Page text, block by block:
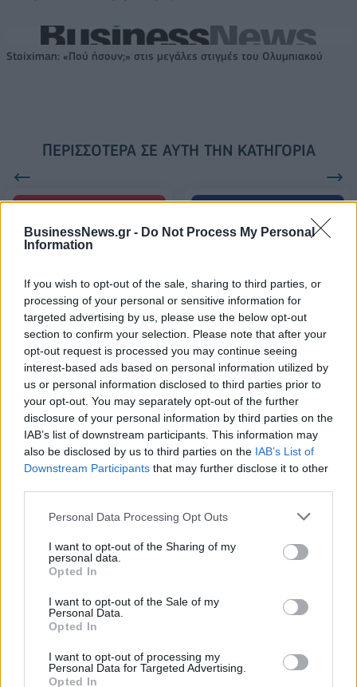
BusinessNews.gr - Do Not Process My Personal
Information
If you wish to opt-out of the sale, sharing to third parties, or
processing of your personal or sensitive information for
targeted advertising by us, please use the below opt-out
section to confirm your selection. Please note that after your
opt-out request is processed you may continue seeing
interest-based ads based on personal information utilized by
us or personal information disclosed to third parties prior to
your opt-out. You may separately opt-out of the further
disclosure of your personal information by third parties on the
IAB’s list of downstream participants. This information may
also be disclosed by us to third parties on the IAB’s List of
Downstream Participants that may further disclose it to other
Personal Data Processing Opt Outs
I want to opt-out of the Sharing of my
personal data.
Opted In
I want to opt-out of the Sale of my
Personal Data.
Opted In
I want to opt-out of processing my
Personal Data for Targeted Advertising.
Opted In
Stoiximan: «Πού ήσουν;» στις μεγάλες στιγμές του Ολυμπιακού
ΠΕΡΙΣΣΌΤΕΡΑ ΣΕ ΑΥΤΉ ΤΗΝ ΚΑΤΗΓΟΡΊΑ
Το ATTICA TV διαθέσιμο
και στο Replay της
Cosmote TV
16/02/2024 - 13:09
Action 24: Στο αποψινό
κεντρικό δελτίο ειδήσεων
η μηνιαία πανελλαδική
δημοσκόπηση της Opinion
Poll
19/02/2024 - 19:31
ΡΟΗ ΕΙΔΗΣΕΩΝ